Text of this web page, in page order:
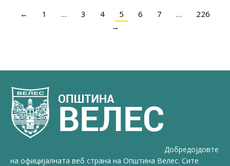
← 1 … 3 4 5 6 7 …
226
→
Добредојдовте
на официјалната веб страна на Општина Велес. Сите